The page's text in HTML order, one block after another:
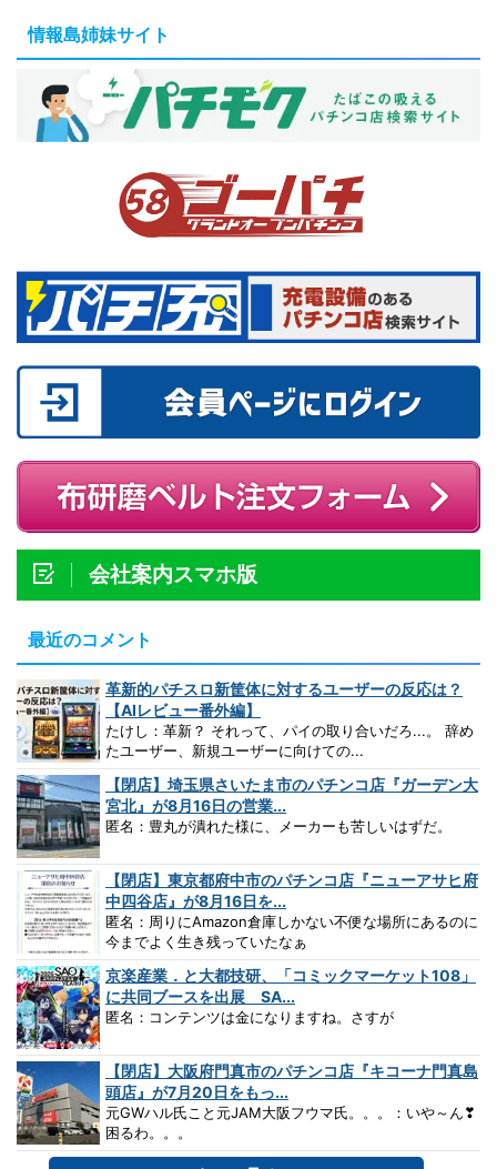
情報島姉妹サイト
会社案内スマホ版
最近のコメント
革新的パチスロ新筐体に対するユーザーの反応は？
【AIレビュー番外編】
たけし：革新？ それって、パイの取り合いだろ...。 辞め
たユーザー、新規ユーザーに向けての...
【閉店】埼玉県さいたま市のパチンコ店『ガーデン大
宮北』が8月16日の営業...
匿名：豊丸が潰れた様に、メーカーも苦しいはずだ。
【閉店】東京都府中市のパチンコ店『ニューアサヒ府
中四谷店』が8月16日を...
匿名：周りにAmazon倉庫しかない不便な場所にあるのに
今までよく生き残っていたなぁ
京楽産業．と大都技研、「コミックマーケット108」
に共同ブースを出展 SA...
匿名：コンテンツは金になりますね。さすが
【閉店】大阪府門真市のパチンコ店『キコーナ門真島
頭店』が7月20日をもっ...
元GWハル氏こと元JAM大阪フウマ氏。。。：いや～ん❣
困るわ。。。